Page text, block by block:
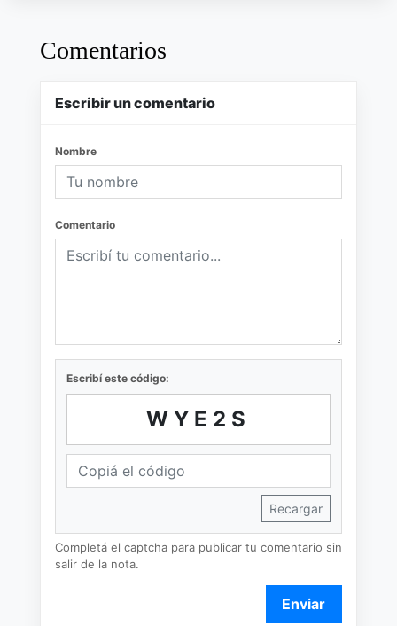
Comentarios
Escribir un comentario
Nombre
Comentario
Escribí este código:
WYE2S
Recargar
Completá el captcha para publicar tu comentario sin
salir de la nota.
Enviar